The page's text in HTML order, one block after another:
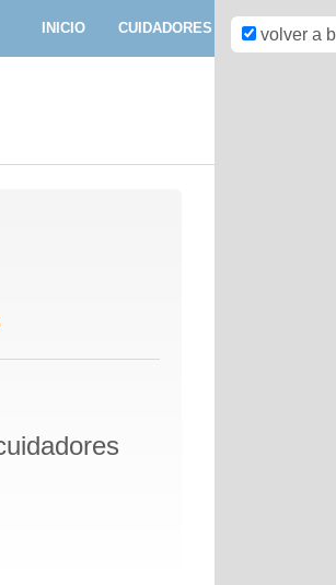
INICIO CUIDADORES volver a